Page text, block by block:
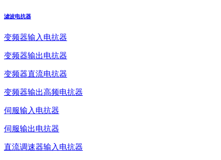
滤波电抗器
变频器输入电抗器
变频器输出电抗器
变频器直流电抗器
变频器输出高频电抗器
伺服输入电抗器
伺服输出电抗器
直流调速器输入电抗器